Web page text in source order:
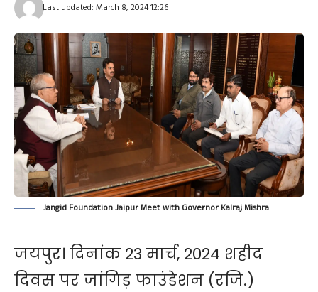
Last updated: March 8, 2024 12:26
Jangid Foundation Jaipur Meet with Governor Kalraj Mishra
जयपुर। दिनांक 23 मार्च, 2024 शहीद
दिवस पर जांगिड़ फाउंडेशन (रजि.)